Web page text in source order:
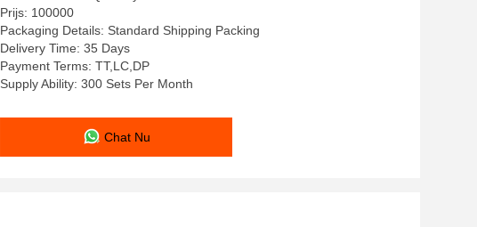
Prijs: 100000
Packaging Details: Standard Shipping Packing
Delivery Time: 35 Days
Payment Terms: TT,LC,DP
Supply Ability: 300 Sets Per Month
Chat Nu